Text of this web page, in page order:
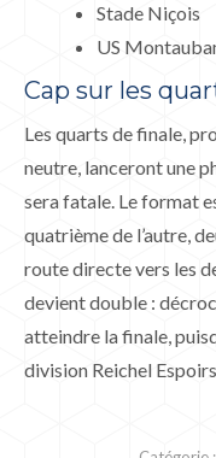
Stade Niçois
US
Cap sur les
Les quarts de finale,
neutre, lanceront une
sera fatale. Le format
quatrième de l’autre,
route directe vers les
devient double :
atteindre la finale,
division Reichel